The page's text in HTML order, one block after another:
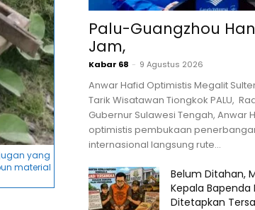
yang
material
Palu-Guangzhou
Jam,
Kabar 68 - 9 Agustus 2026
Anwar Hafid Optimistis Megalit
Tarik Wisatawan Tiongkok PALU,
Gubernur Sulawesi Tengah, Anwar
optimistis pembukaan
internasional langsung rute...
Belum Ditahan,
Kepala Bapenda
Ditetapkan